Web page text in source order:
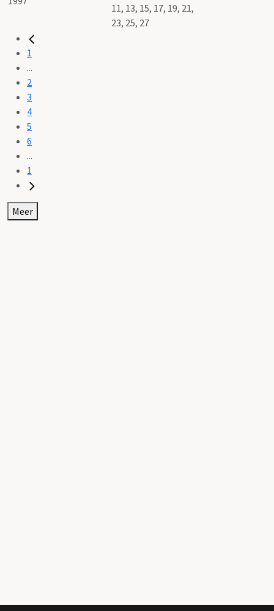
11, 13, 15, 17, 19, 21,
23, 25, 27
1
...
2
3
4
5
6
...
1
Meer